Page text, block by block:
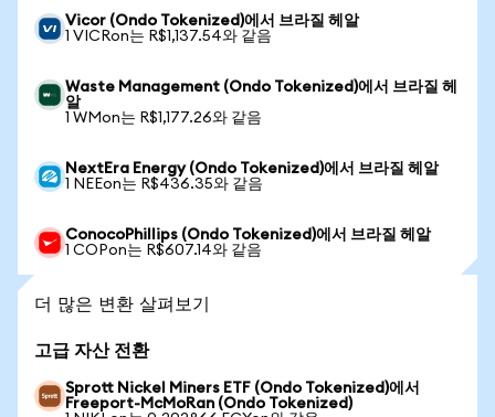
Vicor (Ondo Tokenized)에서 브라질 헤알
1 VICRon는 R$1,137.54와 같음
Waste Management (Ondo Tokenized)에서 브라질 헤
알
1 WMon는 R$1,177.26와 같음
NextEra Energy (Ondo Tokenized)에서 브라질 헤알
1 NEEon는 R$436.35와 같음
ConocoPhillips (Ondo Tokenized)에서 브라질 헤알
1 COPon는 R$607.14와 같음
더 많은 변환 살펴보기
고급 자산 전환
Sprott Nickel Miners ETF (Ondo Tokenized)에서
Freeport-McMoRan (Ondo Tokenized)